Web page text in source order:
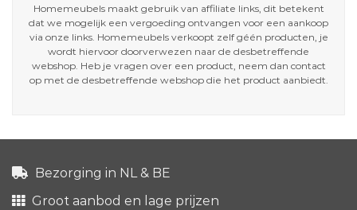
Homemeubels maakt gebruik van affiliate links, dit betekent
dat we mogelijk een vergoeding ontvangen voor een aankoop
via onze links. Homemeubels verkoopt zelf géén producten, je
wordt hiervoor doorverwezen naar de desbetreffende
webshop. Heb je vragen over een product, neem dan contact
op met de desbetreffende webshop die het product aanbiedt.
Bezorging in NL & BE
Groot aanbod en lage prijzen